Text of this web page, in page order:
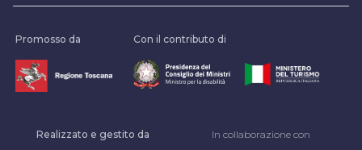
Promosso da Con il contributo di
Realizzato e gestito da In collaborazione con